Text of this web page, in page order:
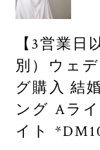
【3営業
別）ウェ
グ購入 結
ング Aラ
イト